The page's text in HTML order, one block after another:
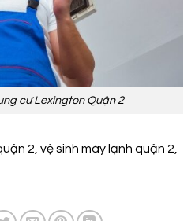
cư Lexington Quận 2
2 vệ sinh máy lạnh quận 2